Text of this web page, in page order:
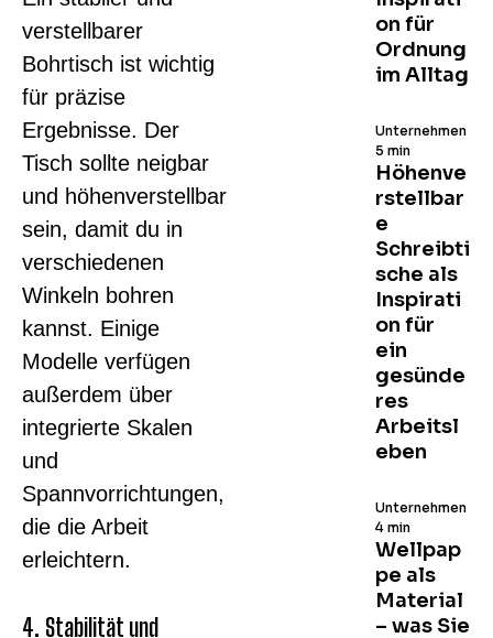
verstellbarer
Bohrtisch ist wichtig
für präzise
Ergebnisse. Der
Tisch sollte neigbar
und höhenverstellbar
sein, damit du in
verschiedenen
Winkeln bohren
kannst. Einige
Modelle verfügen
außerdem über
integrierte Skalen
und
Spannvorrichtungen,
die die Arbeit
erleichtern.
4. Stabilität und
on für
Ordnung
im Alltag
Höhenve
rstellbar
e
Schreibti
sche als
Inspirati
on für
ein
gesünde
res
Arbeitsl
eben
Unternehmen
5 min
Wellpap
pe als
Material
– was Sie
Unternehmen
4 min